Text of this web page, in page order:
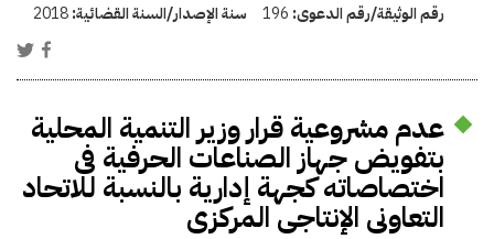
رقم الوثيقة/رقم الدعوى: 196 سنة الإصدار/السنة القضائية:2018
عدم مشروعية قرار وزير التنمية المحلية
بتفويض جهاز الصناعات الحرفية فى
اختصاصاته كجهة إدارية بالنسبة للاتحاد
التعاونى الإنتاجى المركزى